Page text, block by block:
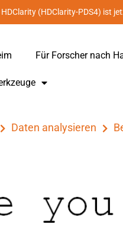
(HDClarity-PDS4) ist
Für Forscher nach
Daten analysieren